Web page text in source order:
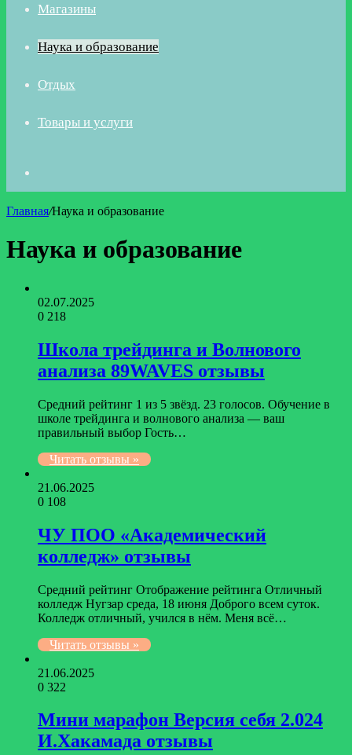
Магазины
Наука и образование
Отдых
Товары и услуги
Главная/Наука и образование
Наука и образование
02.07.2025
0 218
Школа трейдинга и Волнового
анализа 89WAVES отзывы
Средний рейтинг 1 из 5 звёзд. 23 голосов. Обучение в
школе трейдинга и волнового анализа — ваш
правильный выбор Гость…
Читать отзывы »
21.06.2025
0 108
ЧУ ПОО «Академический
колледж» отзывы
Средний рейтинг Отображение рейтинга Отличный
колледж Нугзар среда, 18 июня Доброго всем суток.
Колледж отличный, учился в нём. Меня всё…
Читать отзывы »
21.06.2025
0 322
Мини марафон Версия себя 2.024
И.Хакамада отзывы